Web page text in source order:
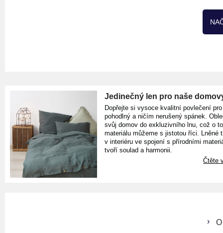
Jedinečný len pro naše
Dopřejte si vysoce kvalitní povlečení pro
pohodlný a ničím nerušený spánek.
svůj domov do exkluzivního lnu, což o
materiálu můžeme s jistotou říci. Lněné
v interiéru ve spojení s přírodními
tvoří soulad a harmonii.
Čtěte